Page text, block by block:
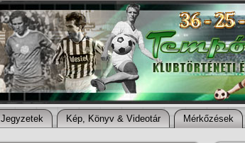
Jegyzetek Kép, Könyv & Videotár Mérkőzések